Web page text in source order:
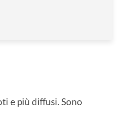
e più diffusi. Sono